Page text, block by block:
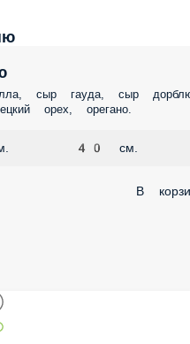
сыр гауда, сыр
орех, орегано.
40 см.
В